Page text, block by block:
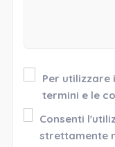
Per utilizzare
termini e le
Consenti
strettamente